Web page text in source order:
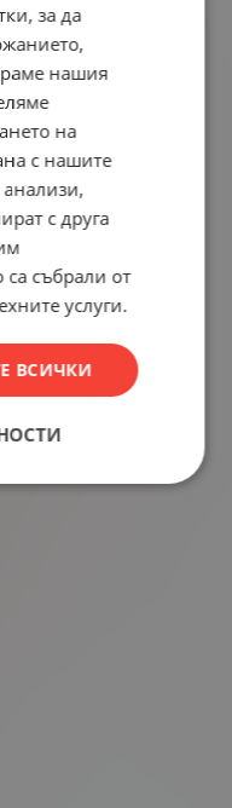
10 броя
за да
нашия
на
с нашите
с друга
са събрали от
услуги.
ВСИЧКИ